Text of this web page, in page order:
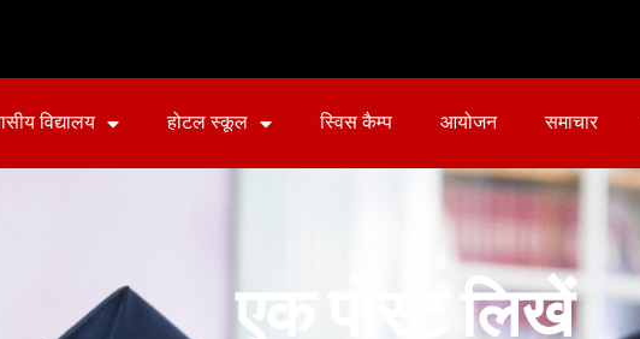
विद्यालय होटल स्कूल स्विस कैम्प आयोजन समाचार
एक पोस्ट लिखें